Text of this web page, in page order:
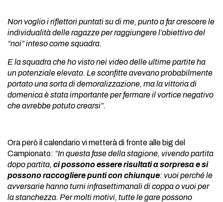
Non voglio i riflettori puntati su di me, punto a far crescere le
individualità delle ragazze per raggiungere l’obiettivo del
“noi” inteso come squadra.
E la squadra che ho visto nei video delle ultime partite ha
un potenziale elevato. Le sconfitte avevano probabilmente
portato una sorta di demoralizzazione, ma la vittoria di
domenica è stata importante per fermare il vortice negativo
che avrebbe potuto crearsi”.
Ora però il calendario vi metterà di fronte alle big del
Campionato: “In questa fase della stagione, vivendo partita
dopo partita, ci possono essere risultati a sorpresa e si
possono raccogliere punti con chiunque: vuoi perché le
avversarie hanno turni infrasettimanali di coppa o vuoi per
la stanchezza. Per molti motivi, tutte le gare possono